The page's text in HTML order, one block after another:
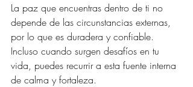
La paz que encuentras dentro de ti no
depende de las circunstancias externas,
por lo que es duradera y confiable.
Incluso cuando surgen desafíos en tu
vida, puedes recurrir a esta fuente interna
de calma y fortaleza.